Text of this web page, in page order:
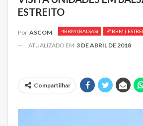
ESTREITO
4BBM (BALSAS) 9º BBM (
Por ASCOM
ATUALIZADO EM 3 DE ABRIL DE 2018
Compartilhar